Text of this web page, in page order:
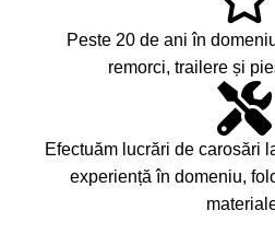
Peste 20 de ani în
remorci, trailere și
Efectuăm lucrări de carosări
experiență în domeniu,